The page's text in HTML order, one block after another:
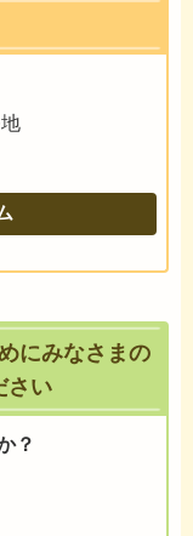
にみなさまの
さい
？